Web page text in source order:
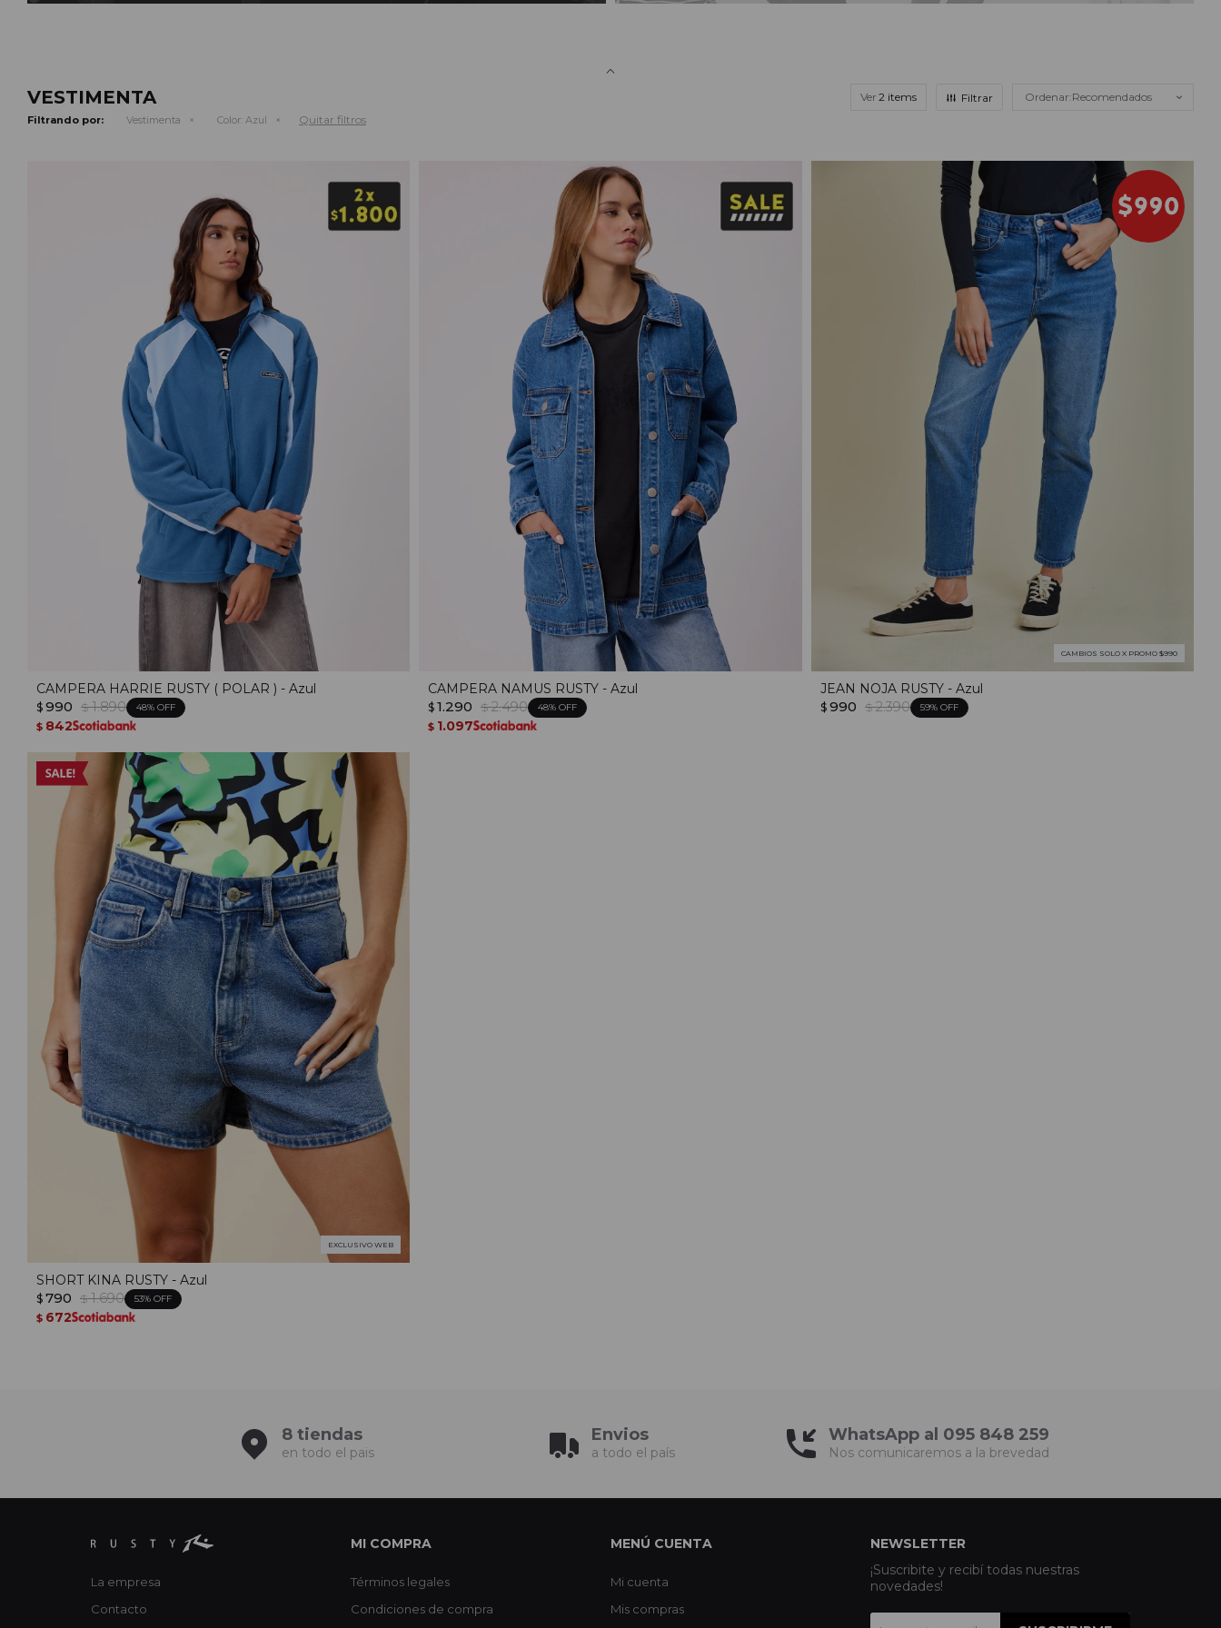
VESTIMENTA Ver Recomendados
Filtrando por: Vestimenta Color: Azul Quitar filtros
CAMPERA HARRIE RUSTY ( POLAR ) - Azul
$ 990 $ 1.890 48
$ 842
CAMPERA NAMUS RUSTY - Azul
$ 1.290 $ 2.490 48
$ 1.097
CAMBIOS SOLO X PROMO $990
JEAN NOJA RUSTY - Azul
$ 990 $ 2.390 59
EXCLUSIVO WEB
SHORT KINA RUSTY - Azul
$ 790 $ 1.690 53
$ 672
8 tiendas
en todo el pais
Envios
a todo el país
WhatsApp al 095 848 259
Nos comunicaremos a la brevedad
La empresa
Contacto
MI COMPRA
Términos legales
Condiciones de compra
MENÚ CUENTA
Mi cuenta
Mis compras
NEWSLETTER
¡Suscribite y recibí todas nuestras
novedades!